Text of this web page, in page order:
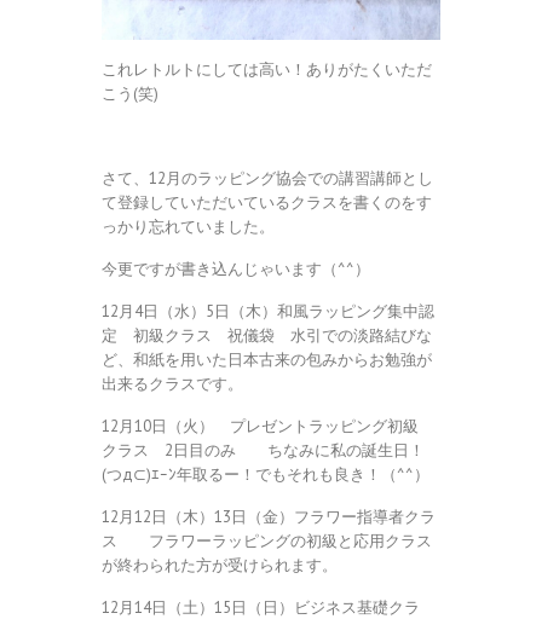
これレトルトにしては高い！ありがたくいただ
こう(笑)
さて、12月のラッピング協会での講習講師とし
て登録していただいているクラスを書くのをす
っかり忘れていました。
今更ですが書き込んじゃいます（^^）
12月4日（水）5日（木）和風ラッピング集中認
定 初級クラス 祝儀袋 水引での淡路結びな
ど、和紙を用いた日本古来の包みからお勉強が
出来るクラスです。
12月10日（火） プレゼントラッピング初級
クラス 2日目のみ ちなみに私の誕生日！
(つд⊂)ｴｰﾝ年取るー！でもそれも良き！（^^）
12月12日（木）13日（金）フラワー指導者クラ
ス フラワーラッピングの初級と応用クラス
が終わられた方が受けられます。
12月14日（土）15日（日）ビジネス基礎クラ